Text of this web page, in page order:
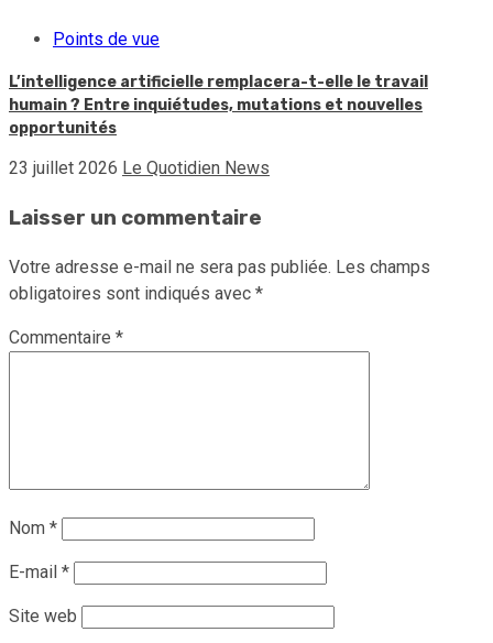
Points de vue
L’intelligence artificielle remplacera-t-elle le travail
humain ? Entre inquiétudes, mutations et nouvelles
opportunités
23 juillet 2026 Le Quotidien News
Laisser un commentaire
Votre adresse e-mail ne sera pas publiée. Les champs
obligatoires sont indiqués avec *
Commentaire *
Nom *
E-mail *
Site web